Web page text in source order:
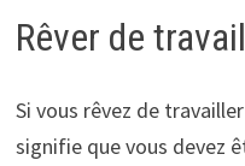
Rêver de
Si vous rêvez de
signifie que vous devez